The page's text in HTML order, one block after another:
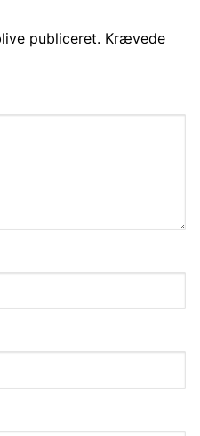
publiceret. Krævede